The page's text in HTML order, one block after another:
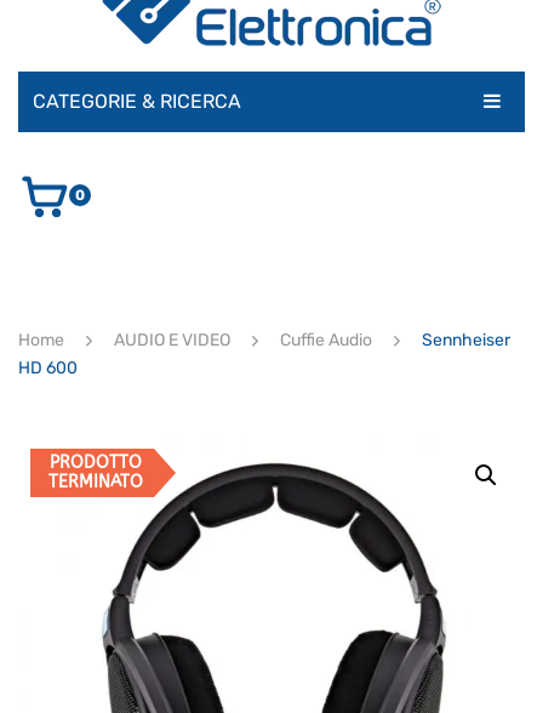
CATEGORIE & RICERCA
AUDIO E VIDEO
ULTIMI ARRIVI
0
Home AUDIO E VIDEO Cuffie Audio
Sennheiser
HD 600
PRODOTTO
TERMINATO